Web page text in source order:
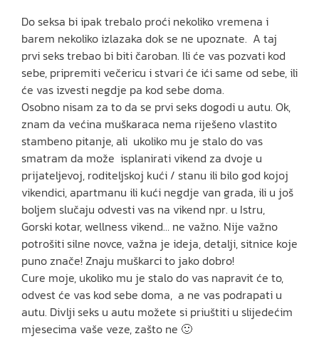
Do seksa bi ipak trebalo proći nekoliko vremena i
barem nekoliko izlazaka dok se ne upoznate. A taj
prvi seks trebao bi biti čaroban. Ili će vas pozvati kod
sebe, pripremiti večericu i stvari će ići same od sebe, ili
će vas izvesti negdje pa kod sebe doma.
Osobno nisam za to da se prvi seks dogodi u autu. Ok,
znam da većina muškaraca nema riješeno vlastito
stambeno pitanje, ali ukoliko mu je stalo do vas
smatram da može isplanirati vikend za dvoje u
prijateljevoj, roditeljskoj kući / stanu ili bilo god kojoj
vikendici, apartmanu ili kući negdje van grada, ili u još
boljem slučaju odvesti vas na vikend npr. u Istru,
Gorski kotar, wellness vikend… ne važno. Nije važno
potrošiti silne novce, važna je ideja, detalji, sitnice koje
puno znače! Znaju muškarci to jako dobro!
Cure moje, ukoliko mu je stalo do vas napravit će to,
odvest će vas kod sebe doma, a ne vas podrapati u
autu. Divlji seks u autu možete si priuštiti u slijedećim
mjesecima vaše veze, zašto ne 🙂